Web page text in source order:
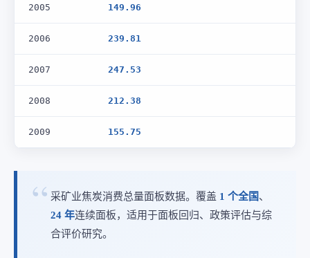
2005 149.96
2006 239.81
2007 247.53
2008 212.38
2009 155.75
采矿业焦炭消费总量面板数据。覆盖 1 个全国、
24 年连续面板，适用于面板回归、政策评估与综
合评价研究。